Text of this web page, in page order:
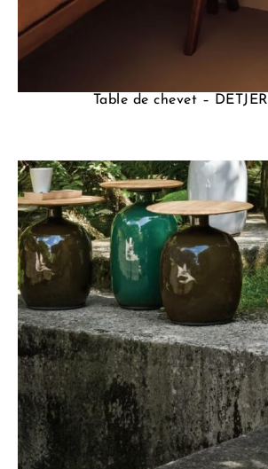
Table de chevet – DETJER